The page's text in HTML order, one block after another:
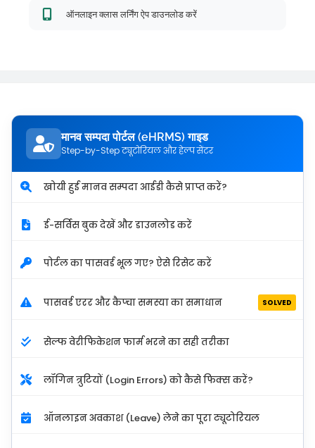
ऑनलाइन क्लास लर्निंग ऐप डाउनलोड करें
मानव सम्पदा पोर्टल (eHRMS) गाइड
Step-by-Step ट्यूटोरियल और हेल्प सेंटर
खोयी हुई मानव सम्पदा आईडी कैसे प्राप्त करें?
ई-सर्विस बुक देखें और डाउनलोड करें
पोर्टल का पासवर्ड भूल गए? ऐसे रिसेट करें
पासवर्ड एरर और कैप्चा समस्या का समाधान SOLVED
सेल्फ वेरीफिकेशन फार्म भरने का सही तरीका
लॉगिन त्रुटियों (Login Errors) को कैसे फिक्स करें?
ऑनलाइन अवकाश (Leave) लेने का पूरा ट्यूटोरियल